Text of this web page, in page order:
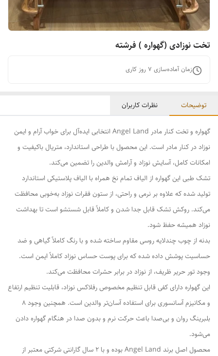
تخت نوزادی (گهواره ) فرشته
زمان آماده‌سازی 7 روز کاری
توضیحات نظرات کاربران
گهواره و تخت کنار مادر Angel Land انتخابی ایده‌آل برای خواب آرام و ایمن
نوزاد در کنار مادر است. این محصول با طراحی استاندارد، متریال باکیفیت و
امکانات کامل، آسایش نوزاد و آرامش والدین را تضمین می‌کند.
تشک طبی این گهواره از الیاف تمام نخ همراه با الیاف پلاستیکی استاندارد
تولید شده که علاوه بر نرمی و راحتی، از ستون فقرات نوزاد به‌خوبی محافظت
می‌کند. روکش تشک قابل جدا شدن و کاملاً قابل شستشو است تا بهداشت
نوزاد همیشه حفظ شود.
بدنه از چوب چندلایه روسی مقاوم ساخته شده و با رنگ کاملاً گیاهی و ضد
حساسیت پوشش داده شده که برای پوست حساس نوزاد کاملاً ایمن است.
وجود تور حریر ظریف، از نوزاد در برابر حشرات محافظت می‌کند.
این گهواره دارای کفی قابل تنظیم مخصوص رفلاکس نوزاد، قابلیت تنظیم ارتفاع
و مکانیزم آسانسوری برای استفاده آسان‌تر والدین است. همچنین وجود ۸
بلبرینگ روان و بی‌صدا باعث حرکت نرم و بدون صدا در هنگام گهواره دادن
می‌شود.
محصول اصل برند Angel Land بوده و با ۲ سال گارانتی شرکتی معتبر از